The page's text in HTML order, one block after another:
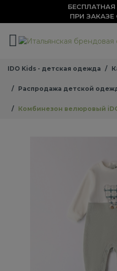
ПРИ ЗАКАЗЕ
IDO Kids - детская одежда
Распродажа детской
Комбинезон велюровый